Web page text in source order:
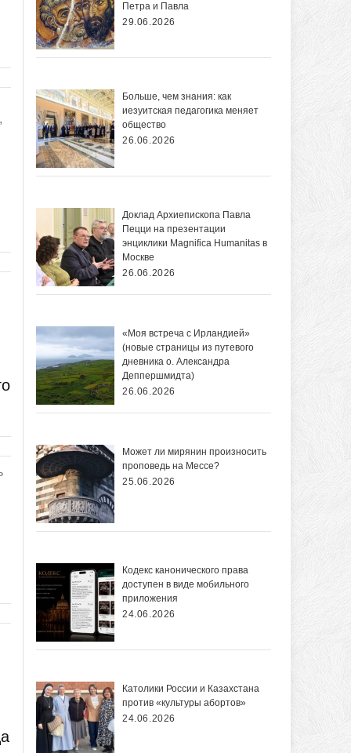
Петра и Павла
29.06.2026
Больше, чем знания: как
иезуитская педагогика меняет
общество
26.06.2026
Доклад Архиепископа Павла
Пецци на презентации
энциклики Magnifica Нumanitas в
Москве
26.06.2026
«Моя встреча с Ирландией»
(новые страницы из путевого
дневника о. Александра
Деппершмидта)
26.06.2026
Может ли мирянин произносить
проповедь на Мессе?
25.06.2026
Кодекс канонического права
доступен в виде мобильного
приложения
24.06.2026
Католики России и Казахстана
против «культуры абортов»
24.06.2026